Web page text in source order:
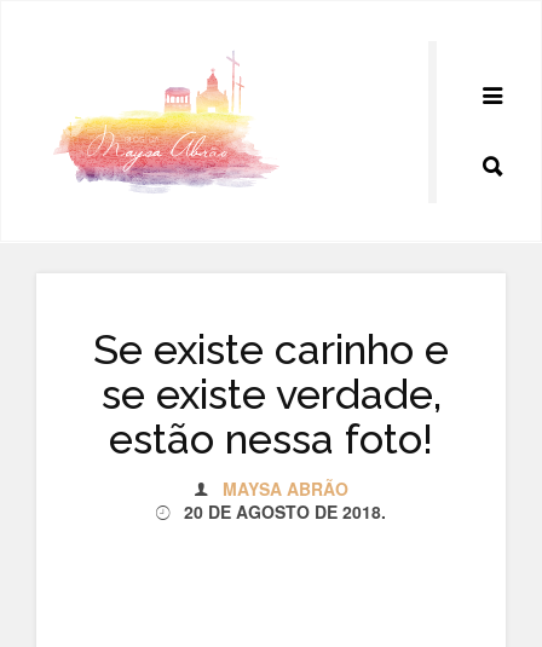
Se existe carinho e
se existe verdade,
estão nessa foto!
MAYSA ABRÃO
20 DE AGOSTO DE 2018.